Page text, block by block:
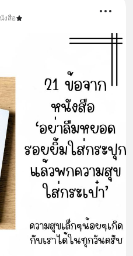
งสือ